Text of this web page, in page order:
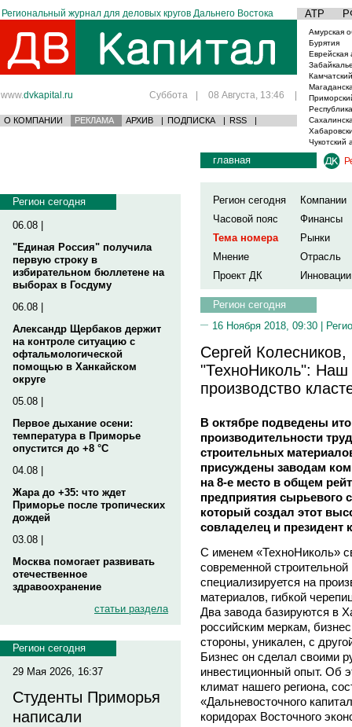
Региональный журнал для деловых кругов Дальнего Востока АТР
www.dvkapital.ru Суббота | 08 Августа, 13:46 |
О КОМПАНИИ РЕКЛАМА АРХИВ | ПОДПИСКА | RSS |
Амурская
Бурятия
Еврейская
Чукотский
Регион сегодня
06.08 |
"Единая Россия" получила
первую строку в
избирательном бюллетене на
выборах в Госдуму
06.08 |
Александр Щербаков держит
на контроле ситуацию с
офтальмологической
помощью в Ханкайском
округе
05.08 |
Первое дыхание осени:
температура в Приморье
опустится до +8 °C
04.08 |
Жара до +35: что ждет
Приморье после тропических
дождей
03.08 |
Москва помогает развивать
отечественное
здравоохранение
статьи раздела
Регион сегодня
29 Мая 2026, 16:37
Студенты Приморья
написали
главная
Регион сегодня
Компании
Часовой пояс
Финансы
Тема номера
Рынки
Мнение
Отрасль
Проект ДК
Инновации
Регион сегодня
16 Ноября 2018, 09:30 |
Сергей
"ТехноНиколь": Наш
производство
В октябре подведены
производительности
строительных
присуждены заводам
на 8-е место в общем
предприятия сырьевого
который создал этот
совладелец и
С именем «ТехноНиколь»
современной
специализируется на
материалов, гибкой
Два завода базируются в
российским меркам,
стороны, уникален, с
Бизнес он сделал своими
инвестиционный опыт. Об
климат нашего региона,
«Дальневосточного
коридорах Восточного